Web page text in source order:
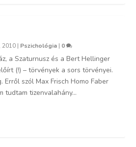
2010 | Pszichológia | 0
a Szaturnusz és a Bert Hellinger
(!) – törvények a sors törvényei.
Erről szól Max Frisch Homo Faber
tudtam tizenvalahány...